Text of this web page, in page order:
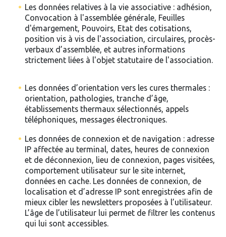
Les données relatives à la vie associative : adhésion,
Convocation à l'assemblée générale, Feuilles
d'émargement, Pouvoirs, Etat des cotisations,
position vis à vis de l'association, circulaires, procès-
verbaux d’assemblée, et autres informations
strictement liées à l'objet statutaire de l'association.
Les données d’orientation vers les cures thermales :
orientation, pathologies, tranche d’âge,
établissements thermaux sélectionnés, appels
téléphoniques, messages électroniques.
Les données de connexion et de navigation : adresse
IP affectée au terminal, dates, heures de connexion
et de déconnexion, lieu de connexion, pages visitées,
comportement utilisateur sur le site internet,
données en cache. Les données de connexion, de
localisation et d’adresse IP sont enregistrées afin de
mieux cibler les newsletters proposées à l’utilisateur.
L’âge de l’utilisateur lui permet de filtrer les contenus
qui lui sont accessibles.